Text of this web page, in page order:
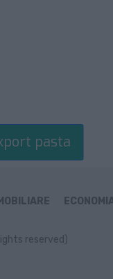
pasta
reserved)